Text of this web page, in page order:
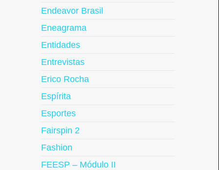
Endeavor Brasil
Eneagrama
Entidades
Entrevistas
Erico Rocha
Espírita
Esportes
Fairspin 2
Fashion
FEESP – Módulo II